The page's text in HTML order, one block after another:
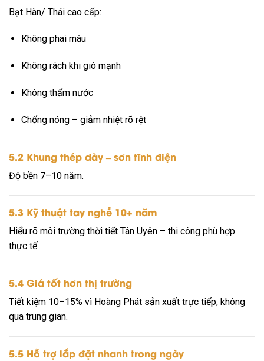
Bạt Hàn/ Thái cao cấp:
Không phai màu
Không rách khi gió mạnh
Không thấm nước
Chống nóng – giảm nhiệt rõ rệt
5.2 Khung thép dày – sơn tĩnh điện
Độ bền 7–10 năm.
5.3 Kỹ thuật tay nghề 10+ năm
Hiểu rõ môi trường thời tiết Tân Uyên – thi công phù hợp
thực tế.
5.4 Giá tốt hơn thị trường
Tiết kiệm 10–15% vì Hoàng Phát sản xuất trực tiếp, không
qua trung gian.
5.5 Hỗ trợ lắp đặt nhanh trong ngày